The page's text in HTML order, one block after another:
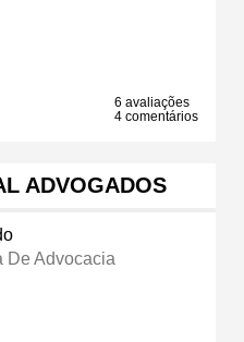
6 avaliações
4 comentários
ADVOGADOS
De Advocacia